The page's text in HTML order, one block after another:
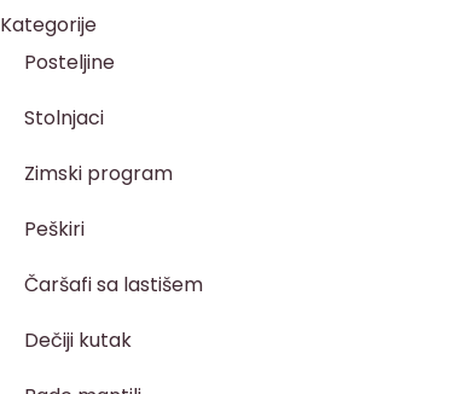
Kategorije
Posteljine
Stolnjaci
Zimski program
Peškiri
Čaršafi sa lastišem
Dečiji kutak